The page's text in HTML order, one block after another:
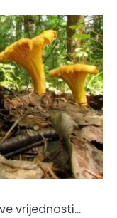
vrijednosti…